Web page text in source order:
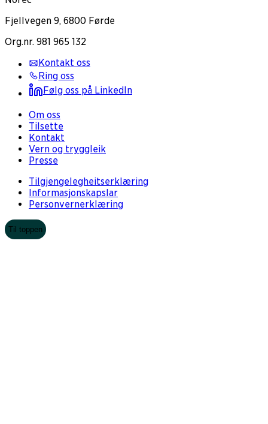
Fjellvegen 9, 6800 Førde
Org.nr. 981 965 132
Kontakt oss
Ring oss
Følg oss på LinkedIn
Om oss
Tilsette
Kontakt
Vern og tryggleik
Presse
Tilgjengelegheitserklæring
Informasjonskapslar
Personvernerklæring
Til toppen